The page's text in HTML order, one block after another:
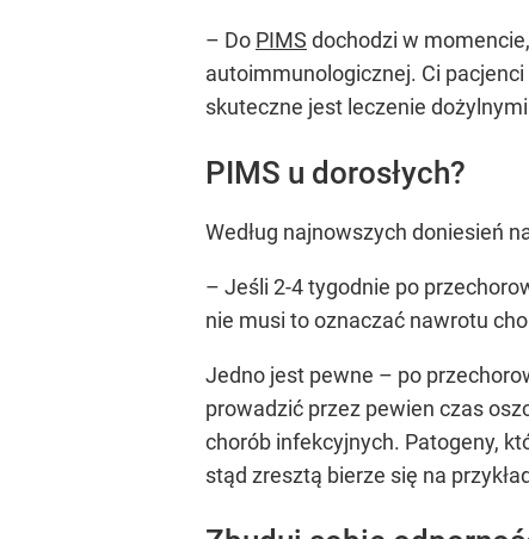
– Do PIMS dochodzi w
autoimmunologicznej. Ci pacjenci
skuteczne jest leczenie
PIMS u dorosłych?
Według najnowszych doniesień
– Jeśli 2-4 tygodnie po
nie musi to oznaczać nawrotu
Jedno jest pewne – po
prowadzić przez pewien czas
chorób infekcyjnych. Patogeny,
stąd zresztą bierze się na